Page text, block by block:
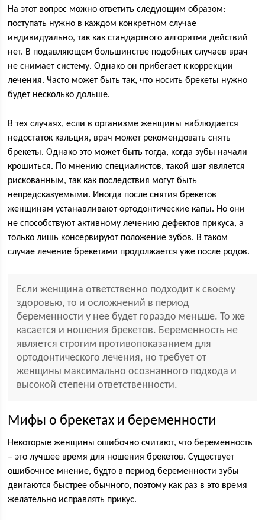
На этот вопрос можно ответить следующим образом:
поступать нужно в каждом конкретном случае
индивидуально, так как стандартного алгоритма действий
нет. В подавляющем большинстве подобных случаев врач
не снимает систему. Однако он прибегает к коррекции
лечения. Часто может быть так, что носить брекеты нужно
будет несколько дольше.
В тех случаях, если в организме женщины наблюдается
недостаток кальция, врач может рекомендовать снять
брекеты. Однако это может быть тогда, когда зубы начали
крошиться. По мнению специалистов, такой шаг является
рискованным, так как последствия могут быть
непредсказуемыми. Иногда после снятия брекетов
женщинам устанавливают ортодонтические капы. Но они
не способствуют активному лечению дефектов прикуса, а
только лишь консервируют положение зубов. В таком
случае лечение брекетами продолжается уже после родов.
Если женщина ответственно подходит к своему
здоровью, то и осложнений в период
беременности у нее будет гораздо меньше. То же
касается и ношения брекетов. Беременность не
является строгим противопоказанием для
ортодонтического лечения, но требует от
женщины максимально осознанного подхода и
высокой степени ответственности.
Мифы о брекетах и беременности
Некоторые женщины ошибочно считают, что беременность
– это лучшее время для ношения брекетов. Существует
ошибочное мнение, будто в период беременности зубы
двигаются быстрее обычного, поэтому как раз в это время
желательно исправлять прикус.